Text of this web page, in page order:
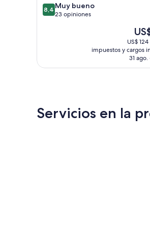
8.4
de
8,4 Muy bueno
23 opiniones
El
es
de
US$
impuestos y cargos
31 ago.
Servicios en la